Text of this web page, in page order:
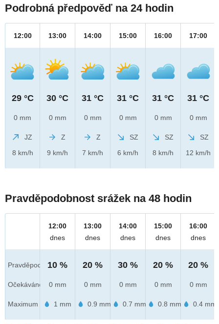
Podrobná předpověď na 24 hodin
12:00
29 °C
0 mm
JZ
8 km/h
13:00
30 °C
0 mm
Z
9 km/h
14:00
31 °C
0 mm
Z
7 km/h
15:00
31 °C
0 mm
SZ
6 km/h
16:00
31 °C
0 mm
SZ
8 km/h
17:00
31 °C
0 mm
SZ
12 km/h
Pravděpodobnost srážek na 48 hodin
Pravděpod.
Očekáváno
Maximum
12:00
dnes
10 %
0 mm
1 mm
13:00
dnes
20 %
0 mm
0.9 mm
14:00
dnes
30 %
0 mm
0.7 mm
15:00
dnes
20 %
0 mm
0.8 mm
16:00
dnes
20 %
0 mm
0.4 mm